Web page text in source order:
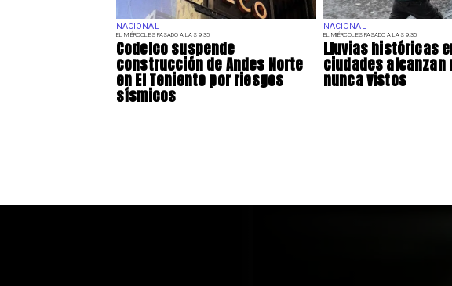
NACIONAL
EL MIÉRCOLES PASADO A LAS 9:35
Codelco suspende
construcción de Andes Norte
en El Teniente por riesgos
sísmicos
NACIONAL
EL MIÉRCOLES PASADO A LAS 9:35
Lluvias históricas
ciudades alcanzan
nunca vistos